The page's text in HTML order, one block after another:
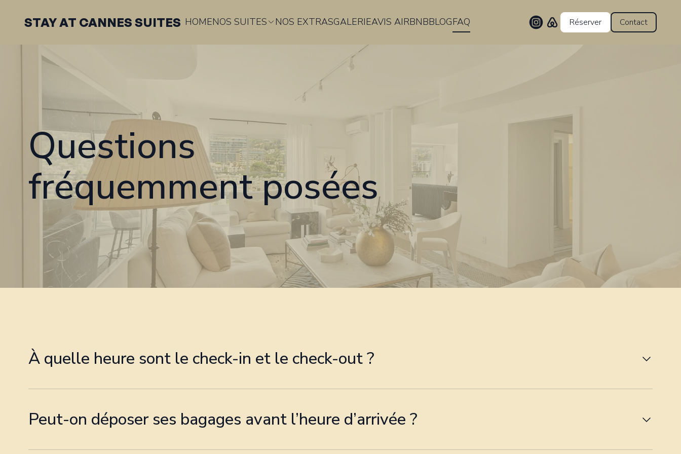
STAY AT CANNES SUITES HOMENOS SUITES NOS EXTRASGALERIEAVIS AIRBNBBLOGFAQ Réserver Contact
Questions
fréquemment posées
À quelle heure sont le check-in et le check-out ?
Check-out : avant 10h.Nous faisons toujours au mieux pour nous adapter à votre planning lorsque l’appartement est prêt plus tôt.
Peut-on déposer ses bagages avant l’heure d’arrivée ?